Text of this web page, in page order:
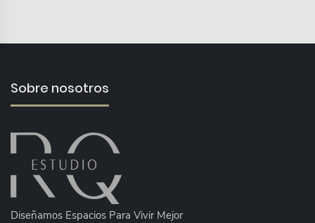
Sobre nosotros
Diseñamos Espacios Para Vivir Mejor